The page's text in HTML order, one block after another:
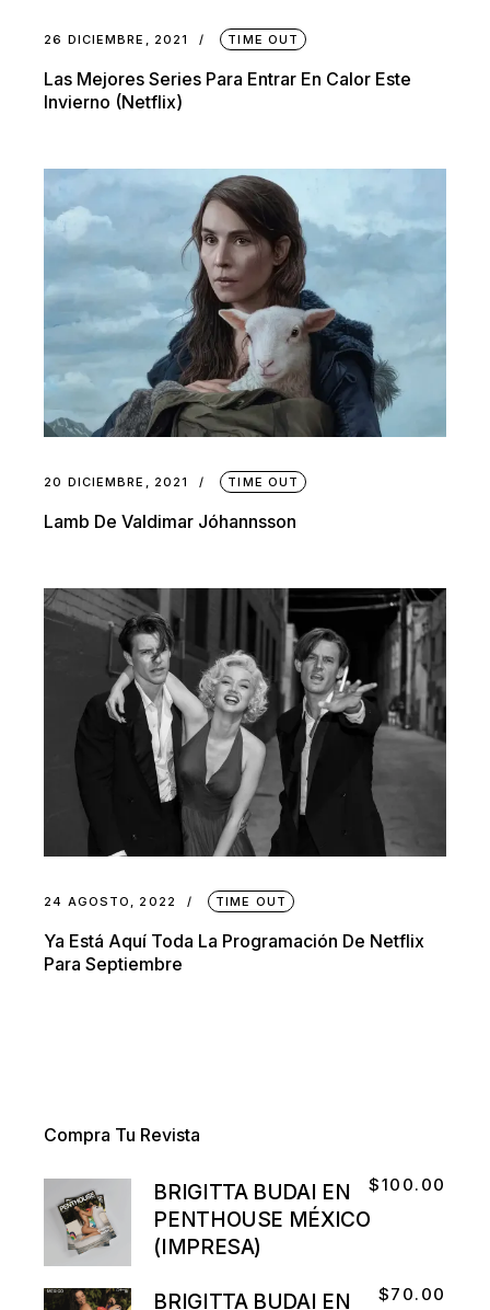
26 DICIEMBRE, 2021 TIME OUT
Las Mejores Series Para Entrar En Calor Este
Invierno (Netflix)
20 DICIEMBRE, 2021 TIME OUT
Lamb De Valdimar Jóhannsson
24 AGOSTO, 2022 TIME OUT
Ya Está Aquí Toda La Programación De Netflix
Para Septiembre
Compra Tu Revista
BRIGITTA BUDAI EN
PENTHOUSE MÉXICO
(IMPRESA)
$100.00
BRIGITTA BUDAI EN $70.00